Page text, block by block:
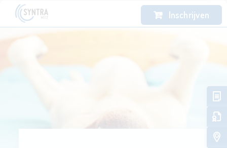
Inschrijven